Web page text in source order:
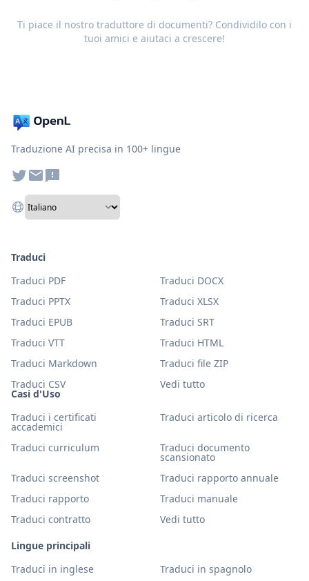
Ti piace il nostro traduttore di documenti? Condividilo con i
tuoi amici e aiutaci a crescere!
Traduzione AI precisa in 100+ lingue
Casi d'Uso
Traduci i certificati
accademici
Traduci articolo di ricerca
Traduci curriculum Traduci documento
scansionato
Traduci screenshot
Traduci rapporto annuale
Traduci rapporto
Traduci manuale
Traduci contratto
Vedi tutto
Lingue principali
Traduci in inglese
Traduci in spagnolo
Traduci
Traduci PDF
Traduci DOCX
Traduci PPTX
Traduci XLSX
Traduci EPUB
Traduci SRT
Traduci VTT
Traduci HTML
Traduci Markdown
Traduci file ZIP
Traduci CSV
Vedi tutto